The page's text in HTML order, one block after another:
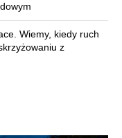
Wiemy, kiedy ruch
z